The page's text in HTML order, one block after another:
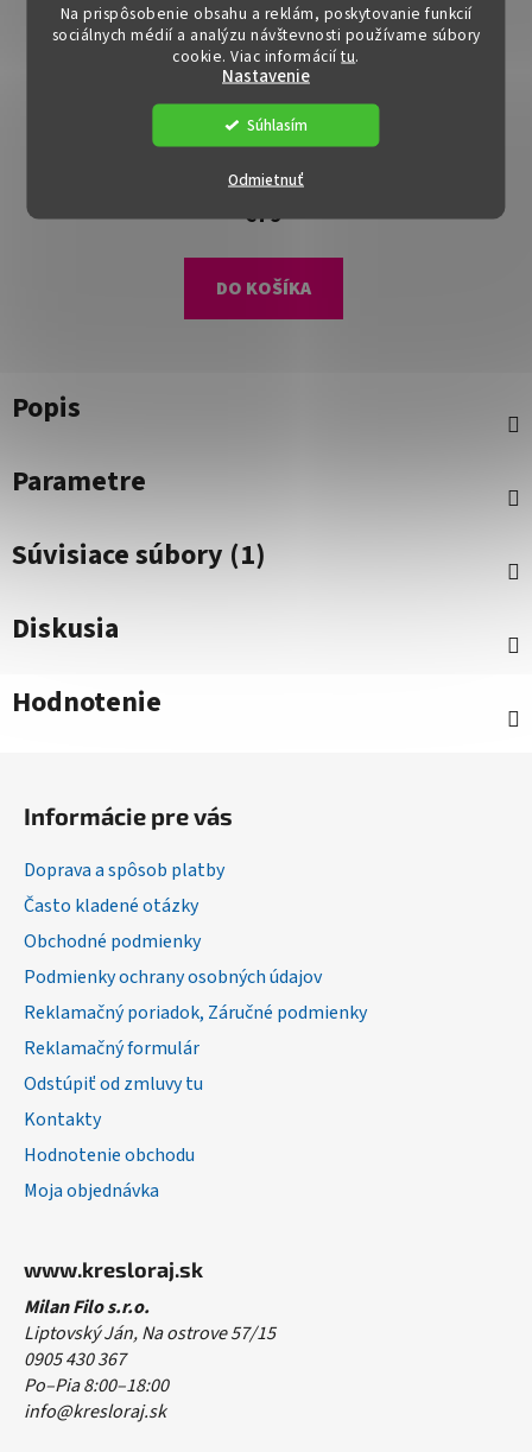
Na prispôsobenie obsahu a reklám, poskytovanie funkcií
sociálnych médií a analýzu návštevnosti používame súbory
cookie. Viac informáciítu.
Nastavenie
Odmietnuť
Súhlasím
Hojdacie kreslo - ROKIN,
Sivá
€79
DO KOŠÍKA
Popis
Parametre
Súvisiace súbory (1)
Diskusia
Hodnotenie
Informácie pre vás
Doprava a spôsob platby
Často kladené otázky
Obchodné podmienky
Podmienky ochrany osobných údajov
Reklamačný poriadok, Záručné podmienky
Reklamačný formulár
Odstúpiť od zmluvy tu
Kontakty
Hodnotenie obchodu
Moja objednávka
www.kresloraj.sk
Milan Filo s.r.o.
Liptovský Ján, Na ostrove 57/15
0905 430 367
Po–Pia 8:00–18:00
info@kresloraj.sk